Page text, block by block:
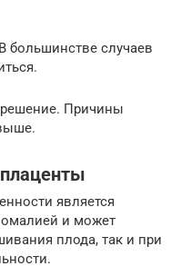
большинстве случаев
Причины
является
и может
плода, так и при